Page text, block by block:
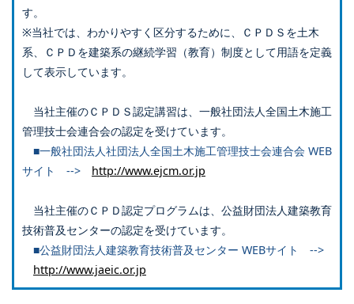
す。
※当社では、わかりやすく区分するために、ＣＰＤＳを土木
系、ＣＰＤを建築系の継続学習（教育）制度として用語を定義
して表示しています。
当社主催のＣＰＤＳ認定講習は、一般社団法人全国土木施工
管理技士会連合会の認定を受けています。
■一般社団法人社団法人全国土木施工管理技士会連合会 WEB
サイト --> http://www.ejcm.or.jp
当社主催のＣＰＤ認定プログラムは、公益財団法人建築教育
技術普及センターの認定を受けています。
■公益財団法人建築教育技術普及センター WEBサイト -->
http://www.jaeic.or.jp